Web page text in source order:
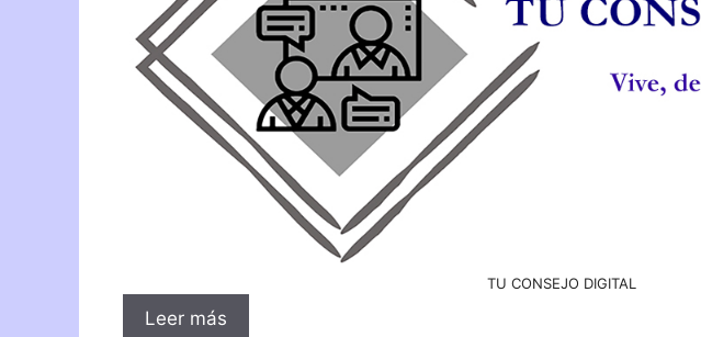
TU CONSEJO DIGITAL
Leer más